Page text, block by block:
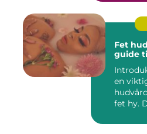
Fet
guide
Introduktion:
en
fet hy.